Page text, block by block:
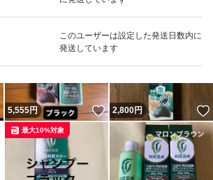
このユーザーは設定した発送日数内に
発送しています
いいね！
7,800
いいね！
5,555円 いいね！
2,800円
最大10%対象